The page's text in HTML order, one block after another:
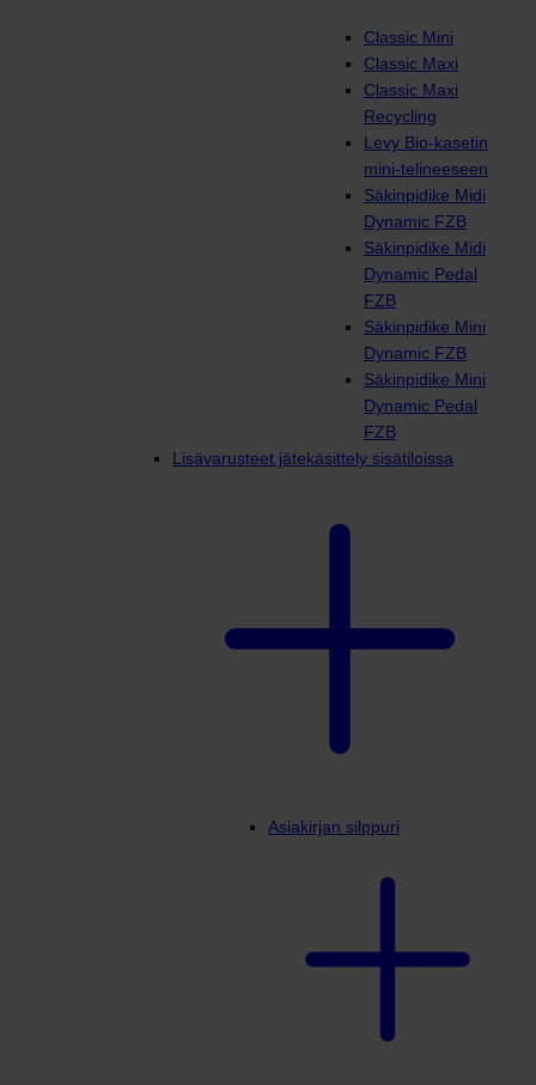
Classic Mini
Classic Maxi
Classic Maxi
Recycling
Levy Bio-kasetin
mini-telineeseen
Säkinpidike Midi
Dynamic FZB
Säkinpidike Midi
Dynamic Pedal
FZB
Säkinpidike Mini
Dynamic FZB
Säkinpidike Mini
Dynamic Pedal
FZB
Lisävarusteet jätekäsittely sisätiloissa
Asiakirjan silppuri